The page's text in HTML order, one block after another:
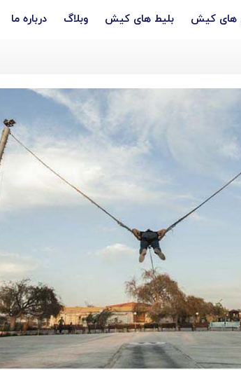
های کیش بلیط های کیش وبلاگ درباره ما